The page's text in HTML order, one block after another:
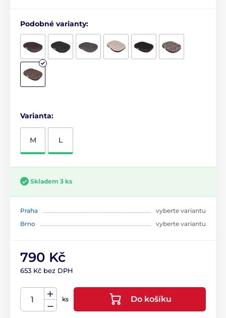
Podobné varianty:
Varianta:
M L
Skladem 3 ks
Praha
vyberte variantu
Brno
vyberte variantu
790 Kč
653 Kč bez DPH
ks Do košíku